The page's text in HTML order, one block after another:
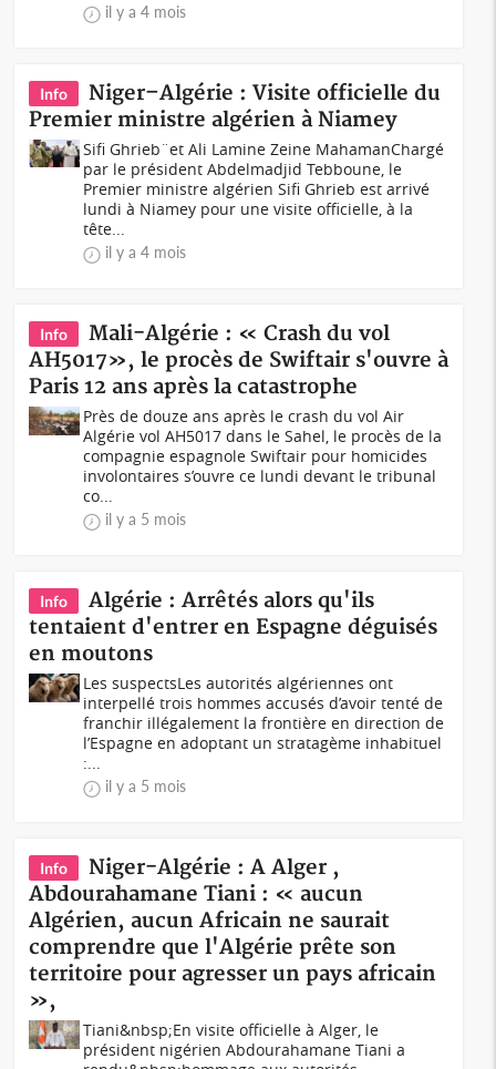
il y a 4 mois
Info
Niger–Algérie : Visite officielle du
Premier ministre algérien à Niamey
Sifi Ghrieb¨et Ali Lamine Zeine MahamanChargé
par le président Abdelmadjid Tebboune, le
Premier ministre algérien Sifi Ghrieb est arrivé
lundi à Niamey pour une visite officielle, à la
tête...
il y a 4 mois
Info
Mali-Algérie : « Crash du vol
AH5017», le procès de Swiftair s'ouvre à
Paris 12 ans après la catastrophe
Près de douze ans après le crash du vol Air
Algérie vol AH5017 dans le Sahel, le procès de la
compagnie espagnole Swiftair pour homicides
involontaires s’ouvre ce lundi devant le tribunal
co...
il y a 5 mois
Info
Algérie : Arrêtés alors qu'ils
tentaient d'entrer en Espagne déguisés
en moutons
Les suspectsLes autorités algériennes ont
interpellé trois hommes accusés d’avoir tenté de
franchir illégalement la frontière en direction de
l’Espagne en adoptant un stratagème inhabituel
:...
il y a 5 mois
Info
Niger-Algérie : A Alger ,
Abdourahamane Tiani : « aucun
Algérien, aucun Africain ne saurait
comprendre que l'Algérie prête son
territoire pour agresser un pays africain
»,
Tiani&nbsp;En visite officielle à Alger, le
président nigérien Abdourahamane Tiani a